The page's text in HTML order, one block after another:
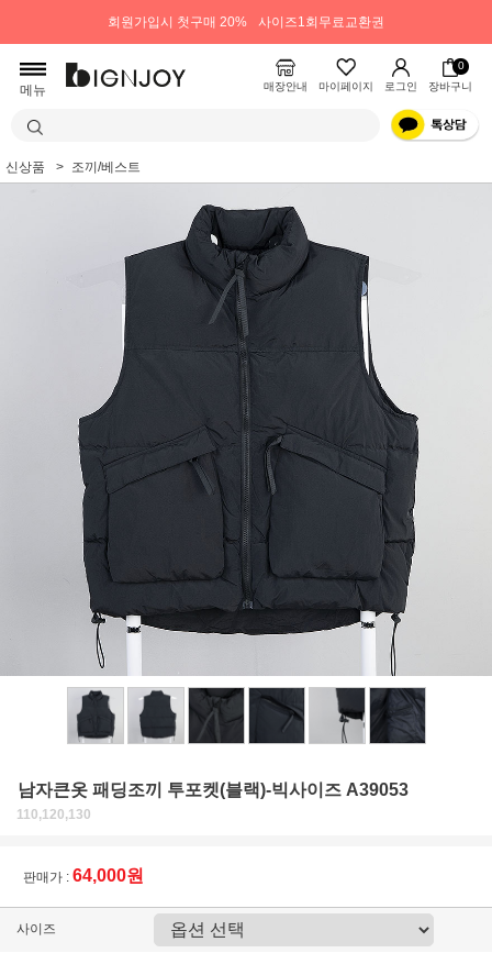
회원가입시 첫구매 20% 사이즈1회무료교환권
메뉴 매장안내 마이페이지 로그인
0
장바구니
신상품 조끼/베스트
남자큰옷 패딩조끼 투포켓(블랙)-빅사이즈 A39053
110,120,130
판매가 : 64,000원
사이즈